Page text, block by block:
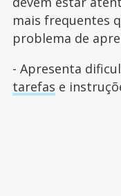
mais frequentes
problema de
- Apresenta
tarefas e